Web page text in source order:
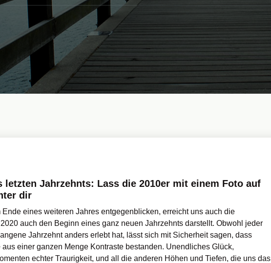
letzten Jahrzehnts: Lass die 2010er mit einem Foto auf
dir
Ende eines weiteren Jahres entgegenblicken, erreicht uns auch die
auch den Beginn eines ganz neuen Jahrzehnts darstellt. Obwohl jeder
Jahrzehnt anders erlebt hat, lässt sich mit Sicherheit sagen, dass
einer ganzen Menge Kontraste bestanden. Unendliches Glück,
echter Traurigkeit, und all die anderen Höhen und Tiefen, die uns das